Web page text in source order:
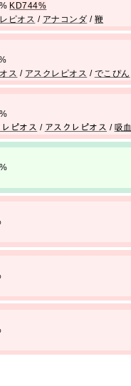
KD744%
ピオス / アナコンダ / 鞭
ス / アスクレピオス / でこぴん
ピオス / アスクレピオス / 吸血